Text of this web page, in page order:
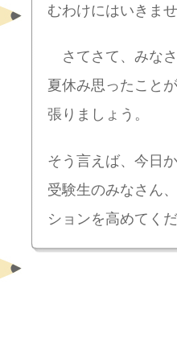
むわけにはいきま
さてさて、みなさ
夏休み思ったこと
張りましょう。
そう言えば、今日
受験生のみなさん
ションを高めてくだ